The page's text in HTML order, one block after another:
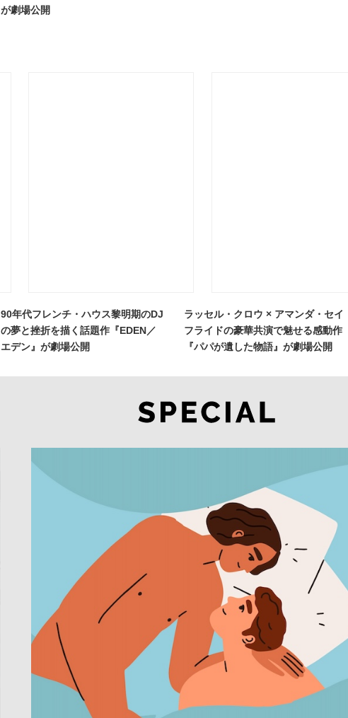
が劇場公開
90年代フレンチ・ハウス黎明期のDJ
の夢と挫折を描く話題作『EDEN／
エデン』が劇場公開
ラッセル・クロウ × アマンダ・セイ
フライドの豪華共演で魅せる感動作
『パパが遺した物語』が劇場公開